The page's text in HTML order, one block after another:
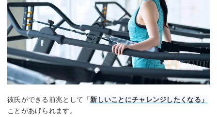
彼氏ができる前兆として「新しいことにチャレンジしたくなる」
ことがあげられます。